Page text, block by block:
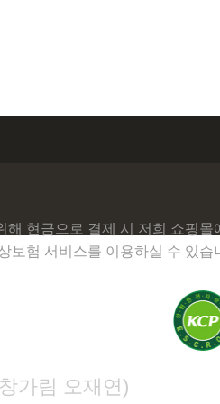
해 현금으로 결제 시 저희 쇼핑몰
보험 서비스를 이용하실 수 있습
가림 오재연)